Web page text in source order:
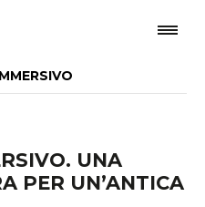
UNA
PER UN’ANTICA